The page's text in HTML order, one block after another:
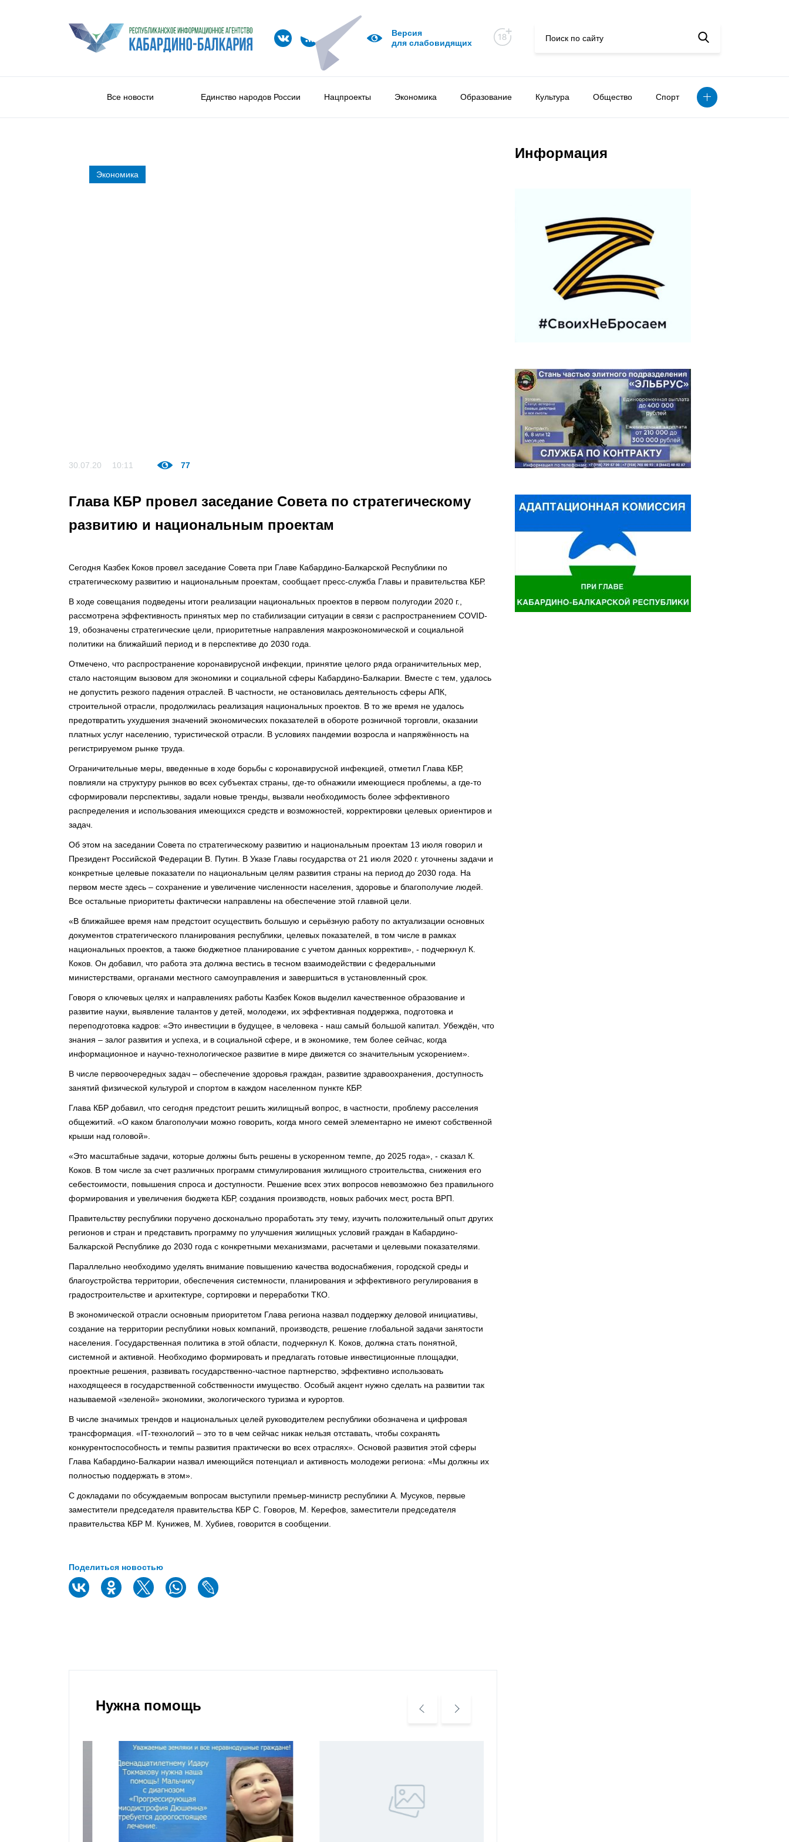
Версия
для слабовидящих
Все новости Единство народов России Нацпроекты Экономика Образование Культура Общество Спорт
Экономика
30.07.20 10:11 77
Глава КБР провел заседание Совета по стратегическому
развитию и национальным проектам
Сегодня Казбек Коков провел заседание Совета при Главе Кабардино-Балкарской Республики по
стратегическому развитию и национальным проектам, сообщает пресс-служба Главы и правительства КБР.
В ходе совещания подведены итоги реализации национальных проектов в первом полугодии 2020 г.,
рассмотрена эффективность принятых мер по стабилизации ситуации в связи с распространением COVID-
19, обозначены стратегические цели, приоритетные направления макроэкономической и социальной
политики на ближайший период и в перспективе до 2030 года.
Отмечено, что распространение коронавирусной инфекции, принятие целого ряда ограничительных мер,
стало настоящим вызовом для экономики и социальной сферы Кабардино-Балкарии. Вместе с тем, удалось
не допустить резкого падения отраслей. В частности, не остановилась деятельность сферы АПК,
строительной отрасли, продолжилась реализация национальных проектов. В то же время не удалось
предотвратить ухудшения значений экономических показателей в обороте розничной торговли, оказании
платных услуг населению, туристической отрасли. В условиях пандемии возросла и напряжённость на
регистрируемом рынке труда.
Ограничительные меры, введенные в ходе борьбы с коронавирусной инфекцией, отметил Глава КБР,
повлияли на структуру рынков во всех субъектах страны, где-то обнажили имеющиеся проблемы, а где-то
сформировали перспективы, задали новые тренды, вызвали необходимость более эффективного
распределения и использования имеющихся средств и возможностей, корректировки целевых ориентиров и
задач.
Об этом на заседании Совета по стратегическому развитию и национальным проектам 13 июля говорил и
Президент Российской Федерации В. Путин. В Указе Главы государства от 21 июля 2020 г. уточнены задачи и
конкретные целевые показатели по национальным целям развития страны на период до 2030 года. На
первом месте здесь – сохранение и увеличение численности населения, здоровье и благополучие людей.
Все остальные приоритеты фактически направлены на обеспечение этой главной цели.
«В ближайшее время нам предстоит осуществить большую и серьёзную работу по актуализации основных
документов стратегического планирования республики, целевых показателей, в том числе в рамках
национальных проектов, а также бюджетное планирование с учетом данных корректив», - подчеркнул К.
Коков. Он добавил, что работа эта должна вестись в тесном взаимодействии с федеральными
министерствами, органами местного самоуправления и завершиться в установленный срок.
Говоря о ключевых целях и направлениях работы Казбек Коков выделил качественное образование и
развитие науки, выявление талантов у детей, молодежи, их эффективная поддержка, подготовка и
переподготовка кадров: «Это инвестиции в будущее, в человека - наш самый большой капитал. Убеждён, что
знания – залог развития и успеха, и в социальной сфере, и в экономике, тем более сейчас, когда
информационное и научно-технологическое развитие в мире движется со значительным ускорением».
В числе первоочередных задач – обеспечение здоровья граждан, развитие здравоохранения, доступность
занятий физической культурой и спортом в каждом населенном пункте КБР.
Глава КБР добавил, что сегодня предстоит решить жилищный вопрос, в частности, проблему расселения
общежитий. «О каком благополучии можно говорить, когда много семей элементарно не имеют собственной
крыши над головой».
«Это масштабные задачи, которые должны быть решены в ускоренном темпе, до 2025 года», - сказал К.
Коков. В том числе за счет различных программ стимулирования жилищного строительства, снижения его
себестоимости, повышения спроса и доступности. Решение всех этих вопросов невозможно без правильного
формирования и увеличения бюджета КБР, создания производств, новых рабочих мест, роста ВРП.
Правительству республики поручено досконально проработать эту тему, изучить положительный опыт других
регионов и стран и представить программу по улучшения жилищных условий граждан в Кабардино-
Балкарской Республике до 2030 года с конкретными механизмами, расчетами и целевыми показателями.
Параллельно необходимо уделять внимание повышению качества водоснабжения, городской среды и
благоустройства территории, обеспечения системности, планирования и эффективного регулирования в
градостроительстве и архитектуре, сортировки и переработки ТКО.
В экономической отрасли основным приоритетом Глава региона назвал поддержку деловой инициативы,
создание на территории республики новых компаний, производств, решение глобальной задачи занятости
населения. Государственная политика в этой области, подчеркнул К. Коков, должна стать понятной,
системной и активной. Необходимо формировать и предлагать готовые инвестиционные площадки,
проектные решения, развивать государственно-частное партнерство, эффективно использовать
находящееся в государственной собственности имущество. Особый акцент нужно сделать на развитии так
называемой «зеленой» экономики, экологического туризма и курортов.
В числе значимых трендов и национальных целей руководителем республики обозначена и цифровая
трансформация. «IT-технологий – это то в чем сейчас никак нельзя отставать, чтобы сохранять
конкурентоспособность и темпы развития практически во всех отраслях». Основой развития этой сферы
Глава Кабардино-Балкарии назвал имеющийся потенциал и активность молодежи региона: «Мы должны их
полностью поддержать в этом».
С докладами по обсуждаемым вопросам выступили премьер-министр республики А. Мусуков, первые
заместители председателя правительства КБР С. Говоров, М. Керефов, заместители председателя
правительства КБР М. Кунижев, М. Хубиев, говорится в сообщении.
Поделиться новостью
Информация
Нужна помощь